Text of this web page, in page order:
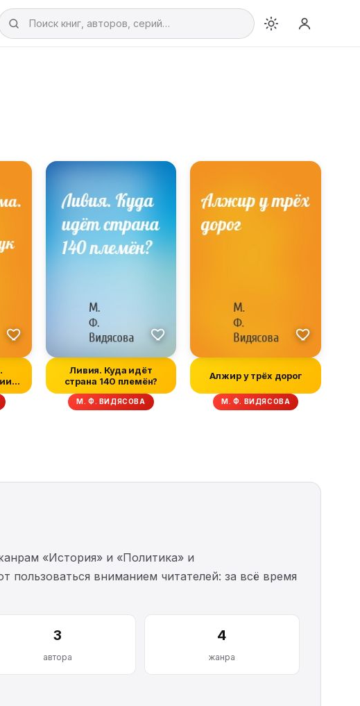
Ливия. Куда идёт
страна 140 племён?
М. Ф. ВИДЯСОВА
Алжир у трёх дорог
М. Ф. ВИДЯСОВА
«История» и «Политика» и
пользоваться вниманием читателей: за всё время
3
автора
4
жанра